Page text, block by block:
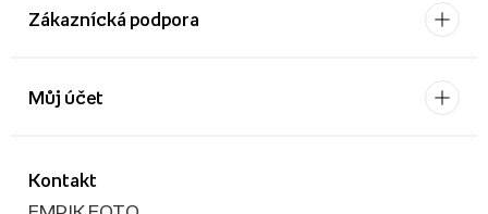
Zákaznícká podpora
Kontakt
Můj účet